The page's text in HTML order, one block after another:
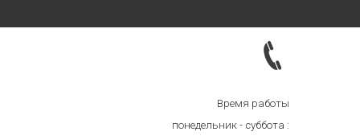
Время работы
понедельник - суббота :